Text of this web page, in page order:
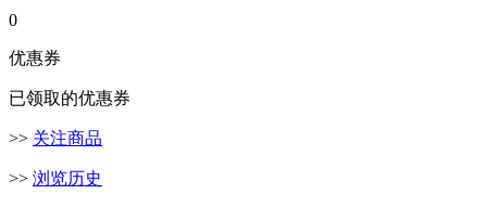
0
优惠券
已领取的优惠券
>> 关注商品
>> 浏览历史